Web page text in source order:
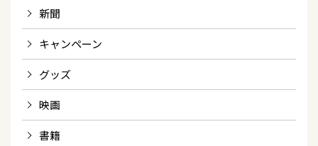
新聞
キャンペーン
グッズ
映画
書籍